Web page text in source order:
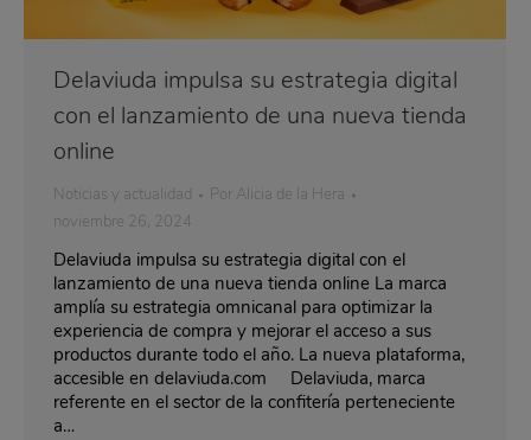
Delaviuda impulsa su estrategia digital
con el lanzamiento de una nueva tienda
online
Noticias y actualidad Por Alicia de la Hera
noviembre 26, 2024
Delaviuda impulsa su estrategia digital con el
lanzamiento de una nueva tienda online La marca
amplía su estrategia omnicanal para optimizar la
experiencia de compra y mejorar el acceso a sus
productos durante todo el año. La nueva plataforma,
accesible en delaviuda.com Delaviuda, marca
referente en el sector de la confitería perteneciente
a…